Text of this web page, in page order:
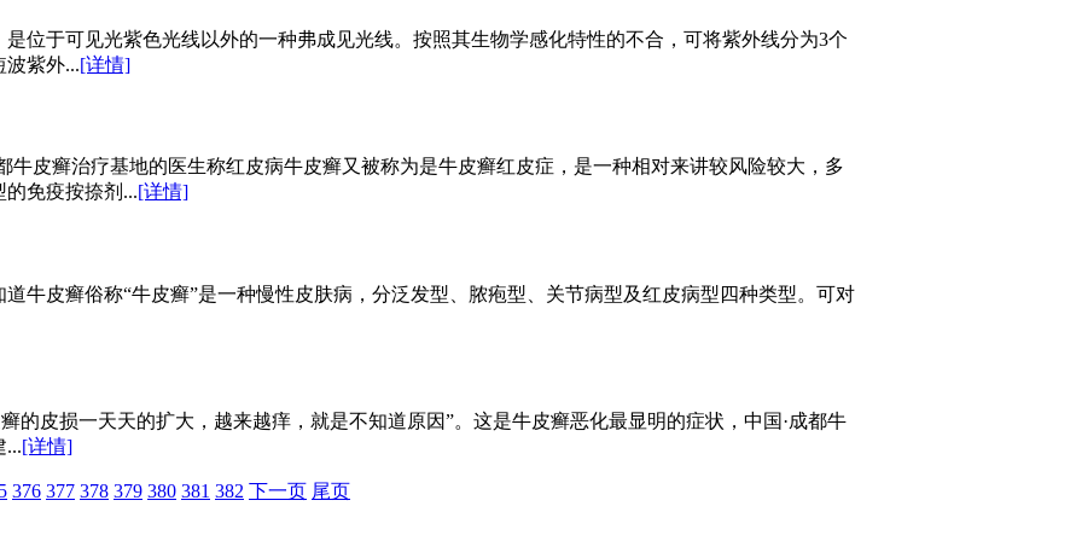
位于可见光紫色光线以外的一种弗成见光线。按照其生物学感化特性的不合，可将紫外线分为3个
波紫外...[详情]
牛皮癣治疗基地的医生称红皮病牛皮癣又被称为是牛皮癣红皮症，是一种相对来讲较风险较大，多
免疫按捺剂...[详情]
牛皮癣俗称“牛皮癣”是一种慢性皮肤病，分泛发型、脓疱型、关节病型及红皮病型四种类型。可对
的皮损一天天的扩大，越来越痒，就是不知道原因”。这是牛皮癣恶化最显明的症状，中国·成都牛
...[详情]
376 377 378 379 380 381 382 下一页 尾页